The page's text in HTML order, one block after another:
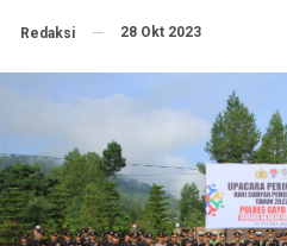
Redaksi 28 Okt 2023